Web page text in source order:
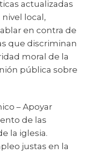
actualizadas
nivel local,
en contra de
que discriminan
moral de la
pública sobre
– Apoyar
de las
la iglesia.
justas en la